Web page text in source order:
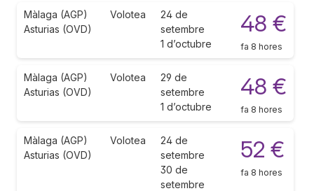
Màlaga (AGP)
Asturias (OVD)
Volotea
24 de
setembre
1 d’octubre
48 €
fa 8 hores
Màlaga (AGP)
Asturias (OVD)
Volotea
29 de
setembre
1 d’octubre
48 €
fa 8 hores
Màlaga (AGP)
Asturias (OVD)
Volotea
24 de
setembre
30 de
setembre
52 €
fa 8 hores